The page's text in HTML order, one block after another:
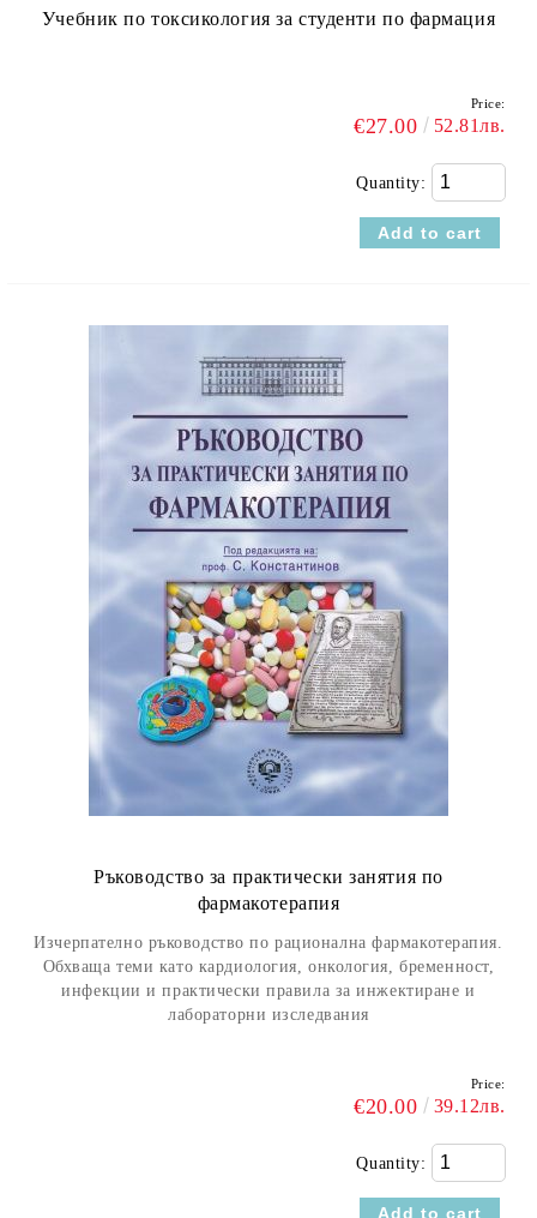
Учебник по токсикология за студенти по фармация
Price:
€27.00 52.81лв.
Quantity:
Ръководство за практически занятия по
фармакотерапия
Изчерпателно ръководство по рационална фармакотерапия.
Обхваща теми като кардиология, онкология, бременност,
инфекции и практически правила за инжектиране и
лабораторни изследвания
Price:
€20.00 39.12лв.
Quantity: